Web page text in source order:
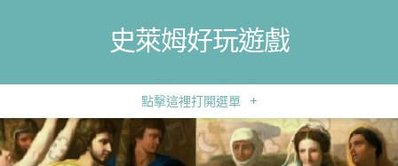
史萊姆好玩遊戲
點擊這裡打開選單 +